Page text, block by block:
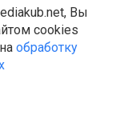
Вы
cookies
обработку